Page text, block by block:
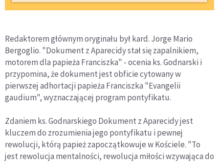
Redaktorem głównym oryginału był kard. Jorge Mario
Bergoglio. "Dokument z Aparecidy stał się zapalnikiem,
motorem dla papieża Franciszka" - ocenia ks. Godnarski i
przypomina, że dokument jest obficie cytowany w
pierwszej adhortacji papieża Franciszka "Evangelii
gaudium", wyznaczającej program pontyfikatu.
Zdaniem ks. Godnarskiego Dokument z Aparecidy jest
kluczem do zrozumienia jego pontyfikatu i pewnej
rewolucji, którą papież zapoczątkowuje w Kościele. "To
jest rewolucja mentalności, rewolucja miłości wzywająca do